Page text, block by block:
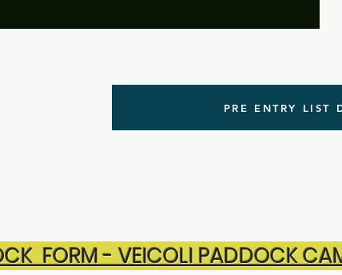
PRE ENTRY LIST
FORM - VEICOLI PADDOCK